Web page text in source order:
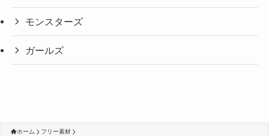
モンスターズ
ガールズ
ホーム フリー素材